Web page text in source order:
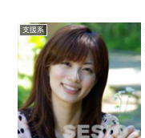
支援系